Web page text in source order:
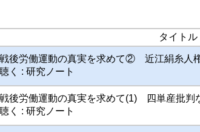
タイトル
戦後労働運動の真実を求めて② 近江絹糸人
聴く : 研究ノート
戦後労働運動の真実を求めて(1) 四単産批判
聴く : 研究ノート